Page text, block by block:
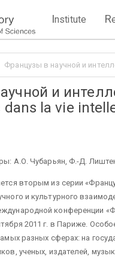
Institute R
Французы в научной и
и
dans la vie
А.О. Чубарьян, Ф.-Д.
вторым из серии
и культурного
конференции
2011 г. в Париже.
разных сферах: на
ученых, издателей,